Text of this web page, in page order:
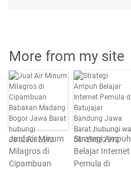
More from my site
Jual Air Minum
Milagros di
Cipambuan
Strategi Ampuh
Belajar Internet
Pemula di